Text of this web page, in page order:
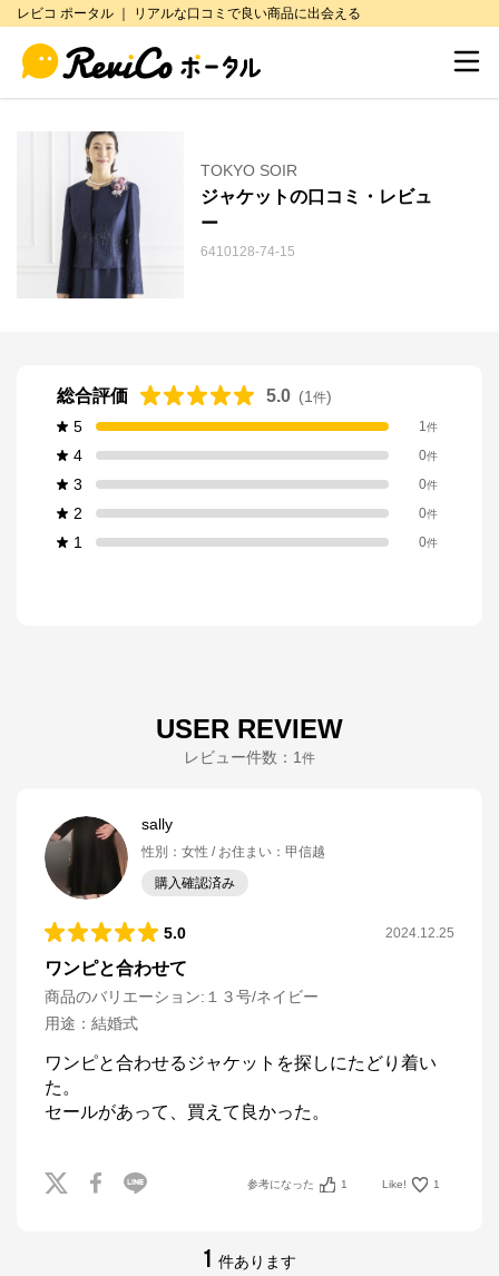
レビコ ポータル ｜ リアルな口コミで良い商品に出会える
TOKYO SOIR
ジャケットの口コミ・レビュ
ー
6410128-74-15
総合評価 5.0 (1 件)
5
1件
4 0件
3 0件
2 0件
1 0件
USER REVIEW
レビュー件数： 1 件
sally
性別 ： 女性 お住まい ： 甲信越
購入確認済み
5.0 2024.12.25
ワンピと合わせて
商品のバリエーション: １３号/ネイビー
用途 ： 結婚式
ワンピと合わせるジャケットを探しにたどり着い
た。
セールがあって、買えて良かった。
参考になった 1 Like! 1
1 件あります